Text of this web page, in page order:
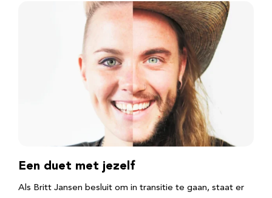
Een duet met jezelf
Als Britt Jansen besluit om in transitie te gaan, staat er